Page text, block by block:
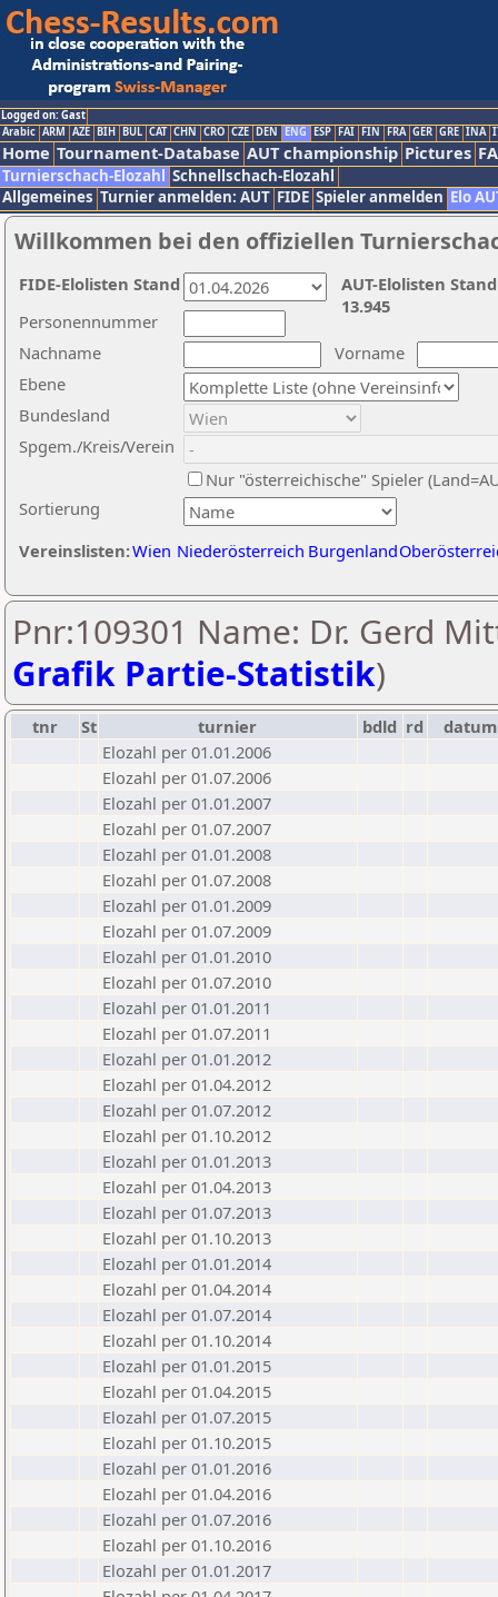
Logged on: Gast
Arabic ARM AZE BIH BUL CAT CHN CRO CZE DEN ENG ESP FAI FIN FRA GER GRE INA
Home Tournament-Database AUT championship Pictures
Turnierschach-Elozahl Schnellschach-Elozahl
Allgemeines Turnier anmelden: AUT FIDE Spieler anmelden Elo
Willkommen bei den offiziellen
Nachname
Vorname
Ebene
Sortierung
Personennummer
Bundesland
Spgem./Kreis/Verein
Nur "österreichische" Spieler
Vereinslisten:Wien Niederösterreich Burgenland
AUT-Elolisten
13.945
FIDE-Elolisten Stand
Pnr:109301 Name: Dr. Gerd
Grafik Partie-Statistik)
tnr St turnier bdld rd
datum
Elozahl per 01.01.2006
Elozahl per 01.07.2006
Elozahl per 01.01.2007
Elozahl per 01.07.2007
Elozahl per 01.01.2008
Elozahl per 01.07.2008
Elozahl per 01.01.2009
Elozahl per 01.07.2009
Elozahl per 01.01.2010
Elozahl per 01.07.2010
Elozahl per 01.01.2011
Elozahl per 01.07.2011
Elozahl per 01.01.2012
Elozahl per 01.04.2012
Elozahl per 01.07.2012
Elozahl per 01.10.2012
Elozahl per 01.01.2013
Elozahl per 01.04.2013
Elozahl per 01.07.2013
Elozahl per 01.10.2013
Elozahl per 01.01.2014
Elozahl per 01.04.2014
Elozahl per 01.07.2014
Elozahl per 01.10.2014
Elozahl per 01.01.2015
Elozahl per 01.04.2015
Elozahl per 01.07.2015
Elozahl per 01.10.2015
Elozahl per 01.01.2016
Elozahl per 01.04.2016
Elozahl per 01.07.2016
Elozahl per 01.10.2016
Elozahl per 01.01.2017